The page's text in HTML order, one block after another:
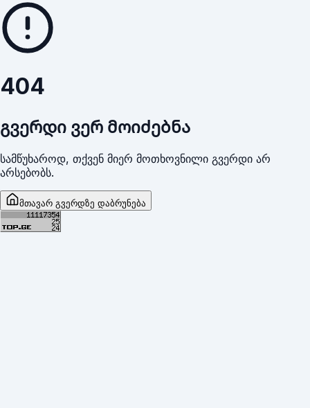
404
გვერდი ვერ მოიძებნა
სამწუხაროდ, თქვენ მიერ მოთხოვნილი გვერდი არ
არსებობს.
მთავარ გვერდზე დაბრუნება